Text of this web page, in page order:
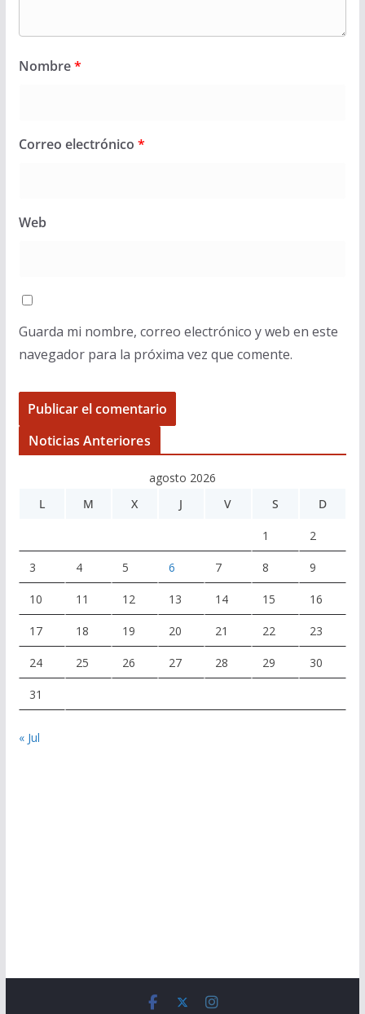
Nombre*
Correo electrónico *
Web
Guarda mi nombre, correo electrónico y web en este
navegador para la próxima vez que comente.
Noticias Anteriores
agosto 2026
L
M X J V S D
1 2
3 4 5 6 7 8 9
10 11 12 13 14 15 16
17 18 19 20 21 22 23
24 25 26 27 28 29 30
31
« Jul